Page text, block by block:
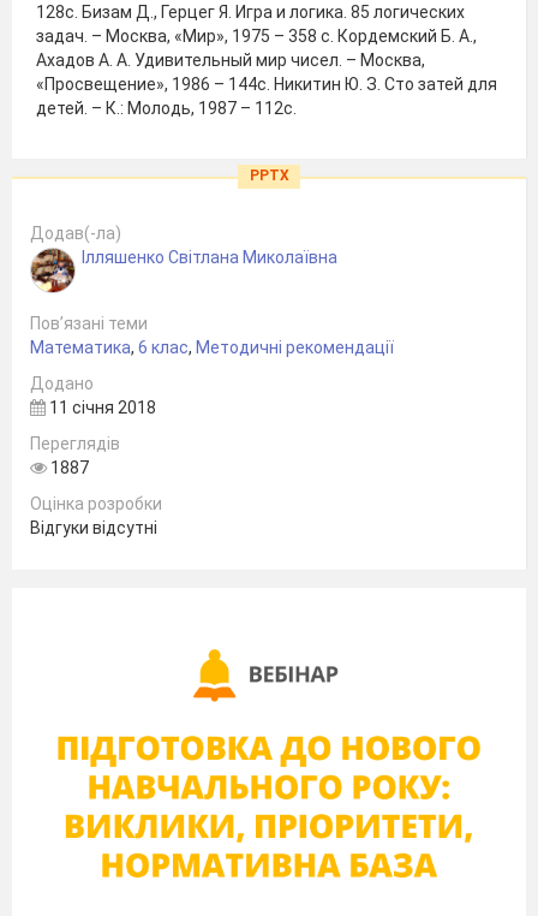
128с. Бизам Д., Герцег Я. Игра и логика. 85 логических
задач. – Москва, «Мир», 1975 – 358 с. Кордемский Б. А.,
Ахадов А. А. Удивительный мир чисел. – Москва,
«Просвещение», 1986 – 144с. Никитин Ю. З. Сто затей для
детей. – К.: Молодь, 1987 – 112с.
PPTX
Додав(-ла)
Ілляшенко Світлана Миколаївна
Пов’язані теми
Математика, 6 клас, Методичні рекомендації
Додано
11 січня 2018
Переглядів
1887
Оцінка розробки
Відгуки відсутні